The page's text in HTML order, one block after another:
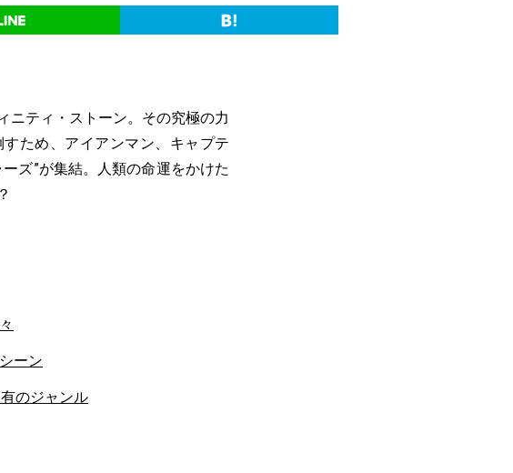
ニティ・ストーン。その究極の力
ため、アイアンマン、キャプテ
ズ”が集結。人類の命運をかけた
ーン
のジャンル